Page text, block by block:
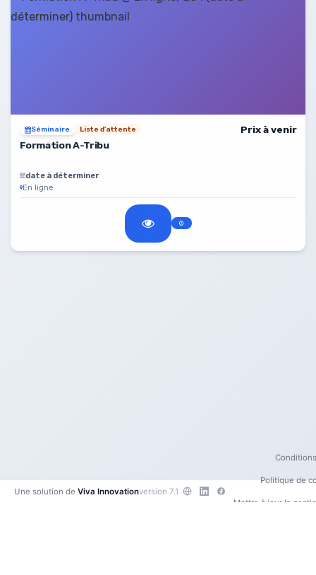
Séminaire Liste d'attente
Prix à venir
Formation A-Tribu
date à déterminer
En ligne
Une solution de Viva Innovationversion 7.1
Politique de
Mettre à jour la